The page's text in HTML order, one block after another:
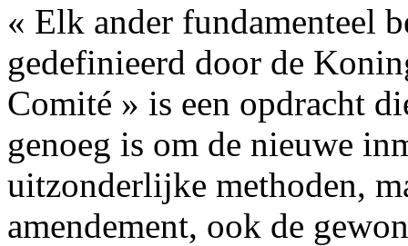
« Elk ander fundamenteel
gedefinieerd door de
Comité » is een opdracht
genoeg is om de nieuwe
uitzonderlijke methoden,
amendement, ook de